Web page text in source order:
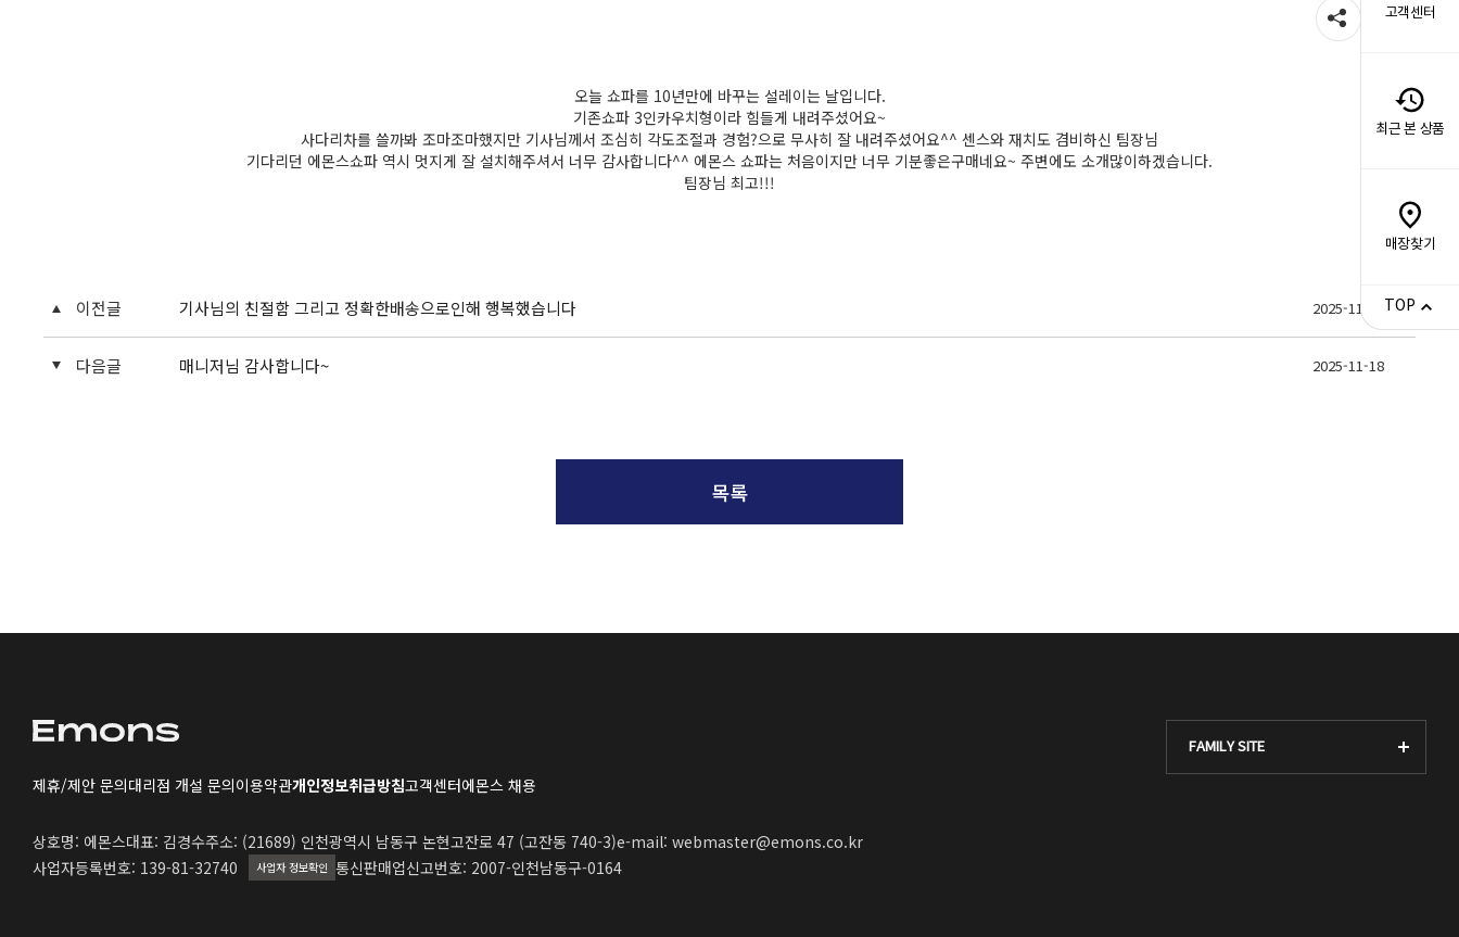
오늘 쇼파를 10년만에 바꾸는 설레이는 날입니다.
기존쇼파 3인카우치형이라 힘들게 내려주셨어요~
사다리차를 쓸까봐 조마조마했지만 기사님께서 조심히 각도조절과 경험?으로 무사히 잘 내려주셨어요^^ 센스와 재치도 겸비하신 팀장님
기다리던 에몬스쇼파 역시 멋지게 잘 설치해주셔서 너무 감사합니다^^ 에몬스 쇼파는 처음이지만 너무 기분좋은구매네요~ 주변에도 소개많이하겠습니다.
팀장님 최고!!!
이전글 기사님의 친절함 그리고 정확한배송으로인해 행복했습니다 2025-11-04
다음글 매니저님 감사합니다~ 2025-11-18
목록
FAMILY SITE
제휴/제안 문의대리점 개설 문의이용약관개인정보취급방침고객센터에몬스 채용
상호명: 에몬스대표: 김경수주소: (21689) 인천광역시 남동구 논현고잔로 47 (고잔동 740-3)e-mail: webmaster@emons.co.kr
사업자등록번호: 139-81-32740
사업자 정보확인 통신판매업신고번호: 2007-인천남동구-0164
고객센터
최근 본 상품
매장찾기
TOP